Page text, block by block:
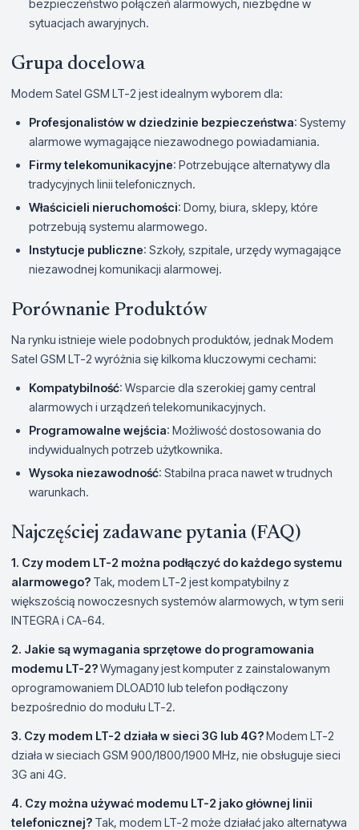
bezpieczeństwo połączeń alarmowych, niezbędne w
sytuacjach awaryjnych.
Grupa docelowa
Modem Satel GSM LT-2 jest idealnym wyborem dla:
Profesjonalistów w dziedzinie bezpieczeństwa: Systemy
alarmowe wymagające niezawodnego powiadamiania.
Firmy telekomunikacyjne: Potrzebujące alternatywy dla
tradycyjnych linii telefonicznych.
Właścicieli nieruchomości: Domy, biura, sklepy, które
potrzebują systemu alarmowego.
Instytucje publiczne: Szkoły, szpitale, urzędy wymagające
niezawodnej komunikacji alarmowej.
Porównanie Produktów
Na rynku istnieje wiele podobnych produktów, jednak Modem
Satel GSM LT-2 wyróżnia się kilkoma kluczowymi cechami:
Kompatybilność: Wsparcie dla szerokiej gamy central
alarmowych i urządzeń telekomunikacyjnych.
Programowalne wejścia: Możliwość dostosowania do
indywidualnych potrzeb użytkownika.
Wysoka niezawodność: Stabilna praca nawet w trudnych
warunkach.
Najczęściej zadawane pytania (FAQ)
1. Czy modem LT-2 można podłączyć do każdego systemu
alarmowego? Tak, modem LT-2 jest kompatybilny z
większością nowoczesnych systemów alarmowych, w tym serii
INTEGRA i CA-64.
2. Jakie są wymagania sprzętowe do programowania
modemu LT-2?Wymagany jest komputer z zainstalowanym
oprogramowaniem DLOAD10 lub telefon podłączony
bezpośrednio do modułu LT-2.
3. Czy modem LT-2 działa w sieci 3G lub 4G?Modem LT-2
działa w sieciach GSM 900/1800/1900 MHz, nie obsługuje sieci
3G ani 4G.
4. Czy można używać modemu LT-2 jako głównej linii
telefonicznej? Tak, modem LT-2 może działać jako alternatywa